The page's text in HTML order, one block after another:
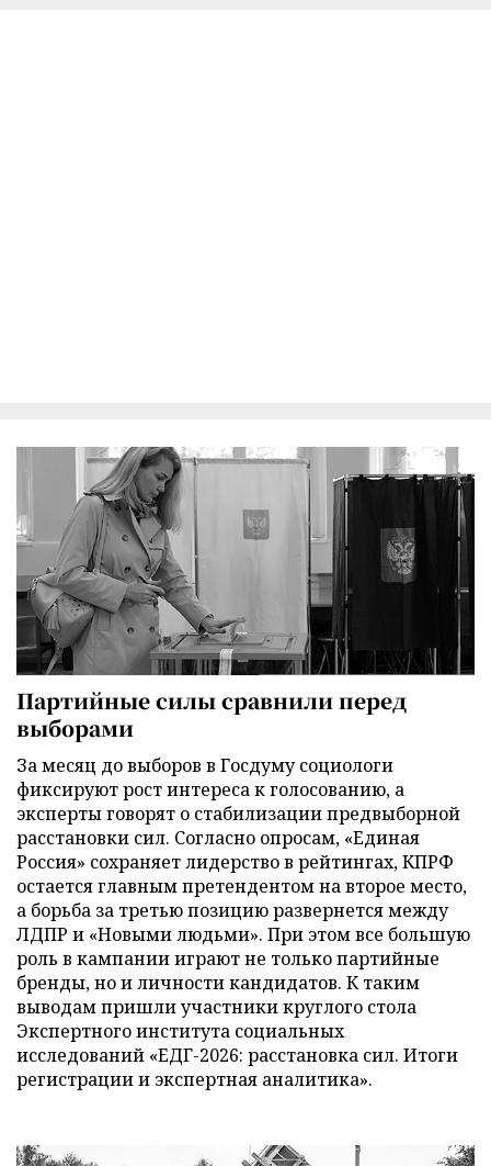
Партийные силы сравнили перед
выборами
За месяц до выборов в Госдуму социологи
фиксируют рост интереса к голосованию, а
эксперты говорят о стабилизации предвыборной
расстановки сил. Согласно опросам, «Единая
Россия» сохраняет лидерство в рейтингах, КПРФ
остается главным претендентом на второе место,
а борьба за третью позицию развернется между
ЛДПР и «Новыми людьми». При этом все большую
роль в кампании играют не только партийные
бренды, но и личности кандидатов. К таким
выводам пришли участники круглого стола
Экспертного института социальных
исследований «ЕДГ-2026: расстановка сил. Итоги
регистрации и экспертная аналитика».